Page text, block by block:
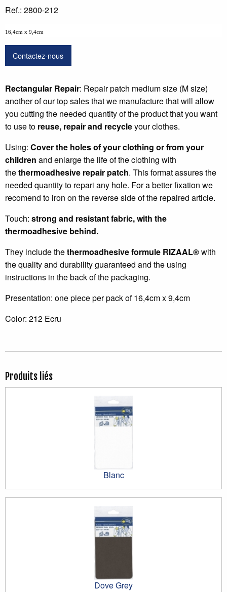
Ref.: 2800-212
16,4cm x 9,4cm
Contactez-nous
Rectangular Repair: Repair patch medium size (M size)
another of our top sales that we manufacture that will allow
you cutting the needed quantity of the product that you want
to use to reuse, repair and recycleyour clothes.
Using: Cover the holes of your clothing or from your
children and enlarge the life of the clothing with
thethermoadhesive repair patch. This format assures the
needed quantity to repari any hole. For a better fixation we
recomend to iron on the reverse side of the repaired article.
Touch: strong and resistant fabric, with the
thermoadhesive behind.
They include thethermoadhesive formule RIZAAL®with
the quality and durability guaranteed and the using
instructions in the back of the packaging.
Presentation: one piece per pack of 16,4cm x 9,4cm
Color: 212 Ecru
Produits liés
Blanc
Dove Grey